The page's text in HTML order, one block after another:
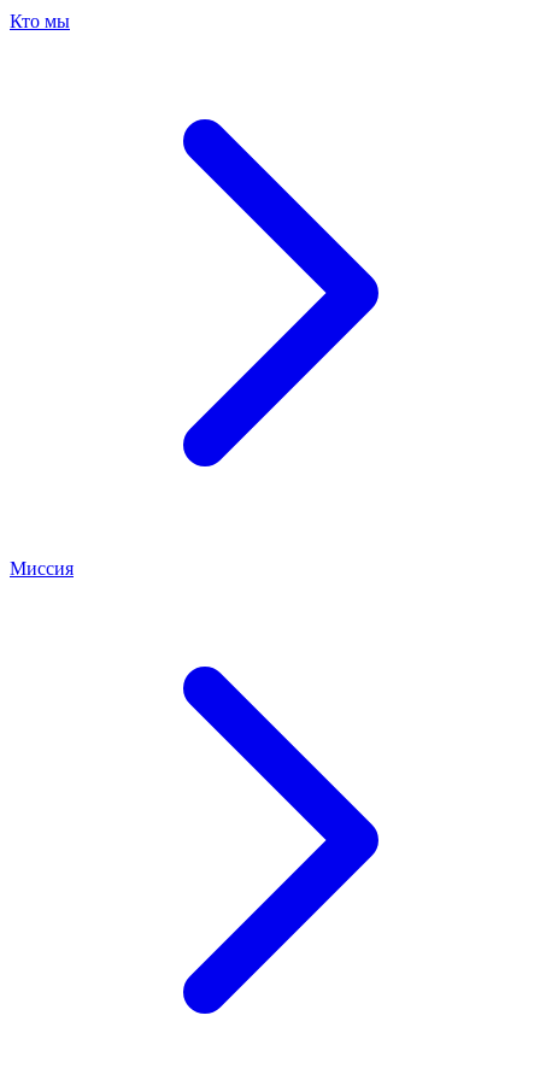
Кто мы
Миссия